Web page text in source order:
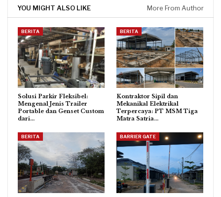
YOU MIGHT ALSO LIKE More From Author
BERITA
Solusi Parkir Fleksibel:
Mengenal Jenis Trailer
Portable dan Genset Custom
dari…
BERITA
Kontraktor Sipil dan
Mekanikal Elektrikal
Terpercaya: PT MSM Tiga
Matra Satria…
BERITA BARRIER GATE